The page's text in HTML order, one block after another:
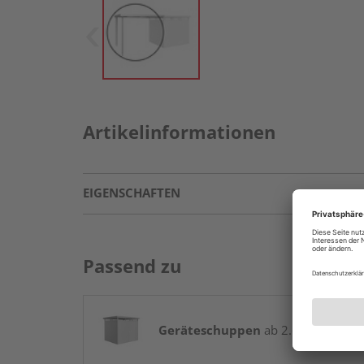
Artikelinformationen
EIGENSCHAFTEN
Passend zu
Geräteschuppen ab 2.699,00 € /